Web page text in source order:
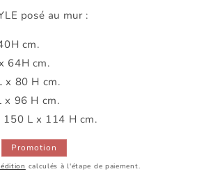
posé au mur :
cm.
64H cm.
x 80 H cm.
x 96 H cm.
150 L x 114 H cm.
Promotion
calculés à l'étape de paiement.